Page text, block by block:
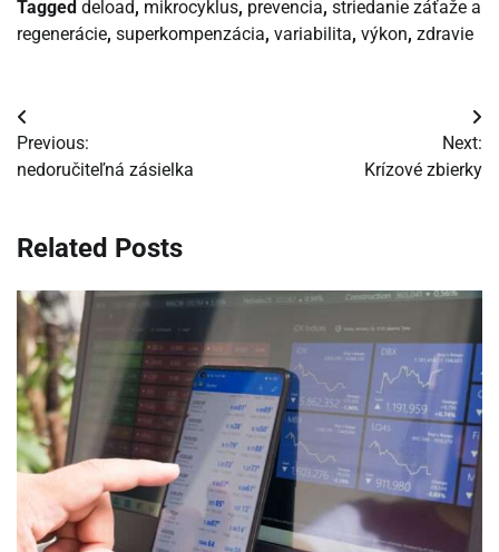
Tagged deload, mikrocyklus, prevencia, striedanie záťaže a
regenerácie, superkompenzácia, variabilita, výkon, zdravie
Navigácia
v
Previous:
nedoručiteľná zásielka
Next:
Krízové zbierky
Related Posts